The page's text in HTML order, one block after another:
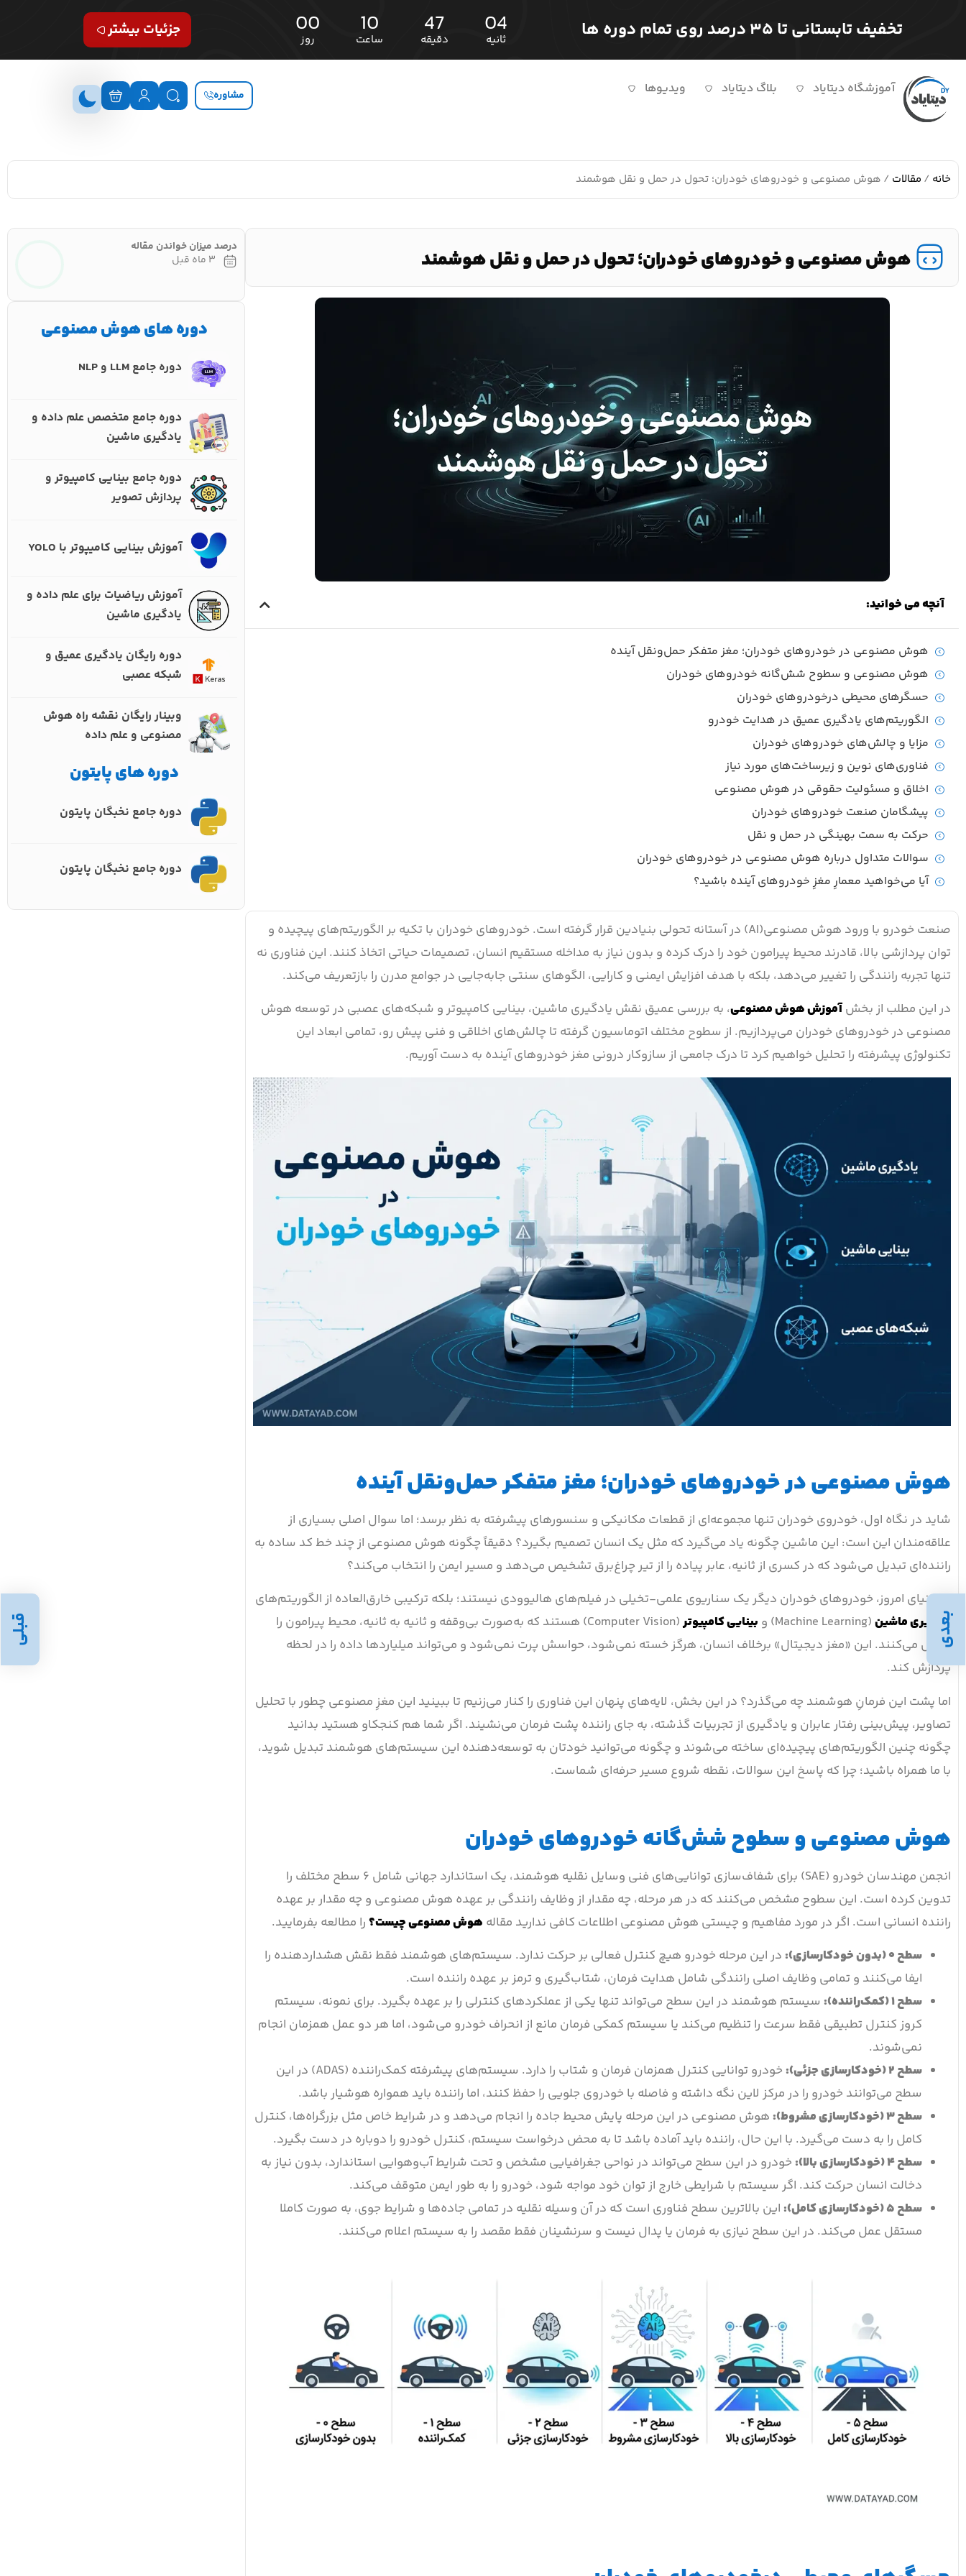
تخفیف تابستانی تا ۳۵ درصد روی تمام دوره ها 00
روز
10
ساعت
47
دقیقه
03
ثانیه جزئیات بیشتر
مشاوره آموزشگاه دیتایاد بلاگ دیتایاد ویدیوها
خانه / مقالات / هوش مصنوعی و خودروهای خودران؛ تحول در حمل و نقل هوشمند
هوش مصنوعی و خودروهای خودران؛ تحول در حمل و نقل هوشمند
قبلی بعدی
آنچه می خوانید:
هوش مصنوعی در خودروهای خودران؛ مغز متفکر حمل‌ونقل آینده
هوش مصنوعی و سطوح شش‌گانه خودروهای خودران
حسگرهای محیطی درخودروهای خودران
الگوریتم‌های یادگیری عمیق در هدایت خودرو
مزایا و چالش‌های خودروهای خودران
فناوری‌های نوین و زیرساخت‌های مورد نیاز
اخلاق و مسئولیت حقوقی در هوش مصنوعی
پیشگامان صنعت خودروهای خودران
حرکت به سمت بهینگی در حمل و نقل
سوالات متداول درباره هوش مصنوعی در خودروهای خودران
آیا می‌خواهید معمارِ مغزِ خودروهای آینده باشید؟
صنعت خودرو با ورود هوش مصنوعی(AI) در آستانه تحولی بنیادین قرار گرفته است. خودروهای خودران با تکیه بر الگوریتم‌های پیچیده و
توان پردازشی بالا، قادرند محیط پیرامون خود را درک کرده و بدون نیاز به مداخله مستقیم انسان، تصمیمات حیاتی اتخاذ کنند. این فناوری نه
تنها تجربه رانندگی را تغییر می‌دهد، بلکه با هدف افزایش ایمنی و کارایی، الگوهای سنتی جابه‌جایی در جوامع مدرن را بازتعریف می‌کند.
در این مطلب از بخشآموزش هوش مصنوعی، به بررسی عمیق نقش یادگیری ماشین، بینایی کامپیوتر و شبکه‌های عصبی در توسعه هوش
مصنوعی در خودروهای خودران می‌پردازیم. از سطوح مختلف اتوماسیون گرفته تا چالش‌های اخلاقی و فنی پیش رو، تمامی ابعاد این
تکنولوژی پیشرفته را تحلیل خواهیم کرد تا درک جامعی از سازوکار درونی مغز خودروهای آینده به دست آوریم.
هوش مصنوعی در خودروهای خودران؛ مغز متفکر حمل‌ونقل آینده
شاید در نگاه اول، خودروی خودران تنها مجموعه‌ای از قطعات مکانیکی و سنسورهای پیشرفته به نظر برسد؛ اما سوال اصلی بسیاری از
علاقه‌مندان این است: این ماشین چگونه یاد می‌گیرد که مثل یک انسان تصمیم بگیرد؟ دقیقاً چگونه هوش مصنوعی از چند خط کد ساده به
راننده‌ای تبدیل می‌شود که در کسری از ثانیه، عابر پیاده را از تیر چراغ‌برق تشخیص می‌دهد و مسیر ایمن را انتخاب می‌کند؟
در دنیای امروز، خودروهای خودران دیگر یک سناریوی علمی-تخیلی در فیلم‌های هالیوودی نیستند؛ بلکه ترکیبی خارق‌العاده از الگوریتم‌های
یادگیری ماشین(Machine Learning) و بینایی کامپیوتر
(Computer Vision) هستند که به‌صورت بی‌وقفه و ثانیه به ثانیه، محیط پیرامون را
تحلیل می‌کنند. این «مغز دیجیتال» برخلاف انسان، هرگز خسته نمی‌شود، حواسش پرت نمی‌شود و می‌تواند میلیاردها داده را در لحظه
پردازش کند.
اما پشت این فرمانِ هوشمند چه می‌گذرد؟ در این بخش، لایه‌های پنهان این فناوری را کنار می‌زنیم تا ببینید این مغزِ مصنوعی چطور با تحلیل
تصاویر، پیش‌بینی رفتار عابران و یادگیری از تجربیات گذشته، به جای راننده پشت فرمان می‌نشیند. اگر شما هم کنجکاو هستید بدانید
چگونه چنین الگوریتم‌های پیچیده‌ای ساخته می‌شوند و چگونه می‌توانید خودتان به توسعه‌دهنده این سیستم‌های هوشمند تبدیل شوید،
با ما همراه باشید؛ چرا که پاسخ این سوالات، نقطه شروع مسیر حرفه‌ای شماست.
هوش مصنوعی و سطوح شش‌گانه خودروهای خودران
انجمن مهندسان خودرو (SAE) برای شفاف‌سازی توانایی‌های فنی وسایل نقلیه هوشمند، یک استاندارد جهانی شامل ۶ سطح مختلف را
تدوین کرده است. این سطوح مشخص می‌کنند که در هر مرحله، چه مقدار از وظایف رانندگی بر عهده هوش مصنوعی و چه مقدار بر عهده
راننده انسانی است. اگر در مورد مفاهیم و چیستی هوش مصنوعی اطلاعات کافی ندارید مقاله هوش مصنوعی چیست؟را مطالعه بفرمایید.
سطح ۰ (بدون خودکارسازی):
در این مرحله خودرو هیچ کنترل فعالی بر حرکت ندارد. سیستم‌های هوشمند فقط نقش هشداردهنده را
ایفا می‌کنند و تمامی وظایف اصلی رانندگی شامل هدایت فرمان، شتاب‌گیری و ترمز بر عهده راننده است.
سطح ۱ (کمک‌راننده):
سیستم هوشمند در این سطح می‌تواند تنها یکی از عملکردهای کنترلی را بر عهده بگیرد. برای نمونه، سیستم
کروز کنترل تطبیقی فقط سرعت را تنظیم می‌کند یا سیستم کمکی فرمان مانع از انحراف خودرو می‌شود، اما هر دو عمل همزمان انجام
نمی‌شوند.
سطح ۲ (خودکارسازی جزئی):
خودرو توانایی کنترل همزمان فرمان و شتاب را دارد. سیستم‌های پیشرفته کمک‌راننده (ADAS) در این
سطح می‌توانند خودرو را در مرکز لاین نگه داشته و فاصله با خودروی جلویی را حفظ کنند، اما راننده باید همواره هوشیار باشد.
سطح ۳ (خودکارسازی مشروط):
هوش مصنوعی در این مرحله پایش محیط جاده را انجام می‌دهد و در شرایط خاص مثل بزرگراه‌ها، کنترل
کامل را به دست می‌گیرد. با این حال، راننده باید آماده باشد تا به محض درخواست سیستم، کنترل خودرو را دوباره در دست بگیرد.
سطح ۴ (خودکارسازی بالا):
خودرو در این سطح می‌تواند در نواحی جغرافیایی مشخص و تحت شرایط آب‌وهوایی استاندارد، بدون نیاز به
دخالت انسان حرکت کند. اگر سیستم با شرایطی خارج از توان خود مواجه شود، خودرو را به طور ایمن متوقف می‌کند.
سطح ۵ (خودکارسازی کامل):
این بالاترین سطح فناوری است که در آن وسیله نقلیه در تمامی جاده‌ها و شرایط جوی، به صورت کاملا
مستقل عمل می‌کند. در این سطح نیازی به فرمان یا پدال نیست و سرنشینان فقط مقصد را به سیستم اعلام می‌کنند.
درصد میزان خواندن مقاله
۳ ماه قبل
دوره های هوش مصنوعی
دوره جامع LLM و NLP
دوره جامع متخصص علم داده و
یادگیری ماشین
دوره جامع بینایی کامپیوتر و
پردازش تصویر
آموزش بینایی کامیپوتر با YOLO
آموزش ریاضیات برای علم داده و
یادگیری ماشین
دوره رایگان یادگیری عمیق و
شبکه عصبی
وبینار رایگان نقشه راه هوش
مصنوعی و علم داده
دوره های پایتون
دوره جامع نخبگان پایتون
دوره جامع نخبگان پایتون